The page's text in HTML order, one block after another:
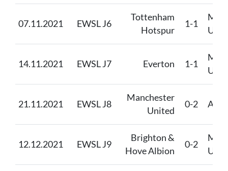
07.11.2021 EWSL J6
Tottenham
Hotspur
1-1
14.11.2021 EWSL J7 Everton 1-1
21.11.2021 EWSL J8
Manchester
United
0-2
12.12.2021 EWSL J9
Brighton &
Hove Albion
0-2